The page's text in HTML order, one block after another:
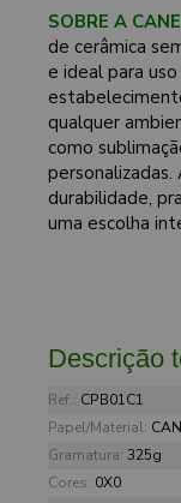
SOBRE A
de cerâmica
e ideal para
qualquer
como
durabilidade,
uma escolha
Descrição
Ref.: CPB01C1
Papel/Material:
Gramatura: 325g
Cores: 0X0